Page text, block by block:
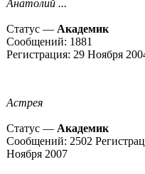
Анатолий ...
Статус — Академик
Сообщений: 1881
Регистрация: 29 Ноября
Астрея
Статус — Академик
Сообщений: 2502
Ноября 2007